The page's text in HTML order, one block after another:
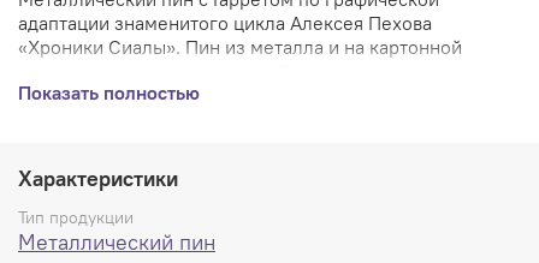
адаптации знаменитого цикла Алексея Пехова
«Хроники Сиалы». Пин из металла и на картонной
металлическими - качество на высшем уровне.
Показать полностью
Характеристики
Тип продукции
Металлический пин